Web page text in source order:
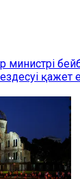
министрі
қажет